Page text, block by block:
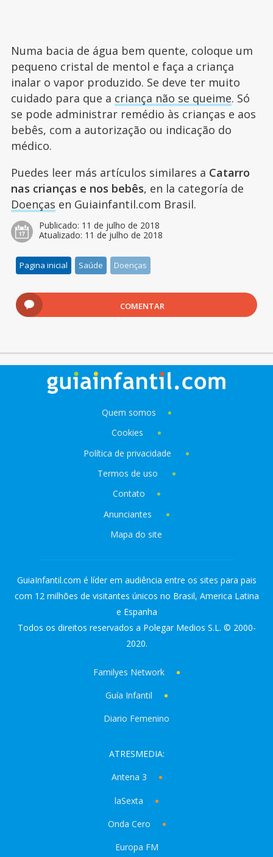
Numa bacia de água bem quente, coloque um
pequeno cristal de mentol e faça a criança
inalar o vapor produzido. Se deve ter muito
cuidado para que a criança não se queime. Só
se pode administrar remédio às crianças e aos
bebês, com a autorização ou indicação do
médico.
Puedes leer más artículos similares a Catarro
nas crianças e nos bebês, en la categoría de
Doenças en Guiainfantil.com Brasil.
Publicado: 11 de julho de 2018
Atualizado: 11 de julho de 2018
Pagina inicial Saúde Doenças
COMENTAR
Quem somos
Cookies
Política de privacidade
Termos de uso
Contato
Anunciantes
Mapa do site
GuiaInfantil.com é líder em audiência entre os sites para pais
com 12 milhões de visitantes únicos no Brasil, America Latina
e Espanha
Todos os direitos reservados a Polegar Medios S.L. © 2000-
2020.
Familyes Network
Guía Infantil
Diario Femenino
ATRESMEDIA:
Antena 3
laSexta
Onda Cero
Europa FM